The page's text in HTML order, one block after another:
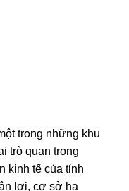
trong những khu
trò quan trọng
kinh tế của tỉnh
lợi, cơ sở hạ